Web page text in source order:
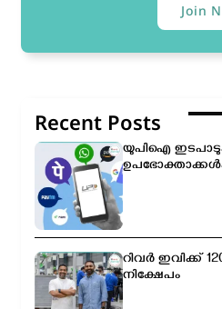
Join
Recent Posts
യുപിഐ
റിവർ ഇവിക്ക്
നിക്ഷേപം